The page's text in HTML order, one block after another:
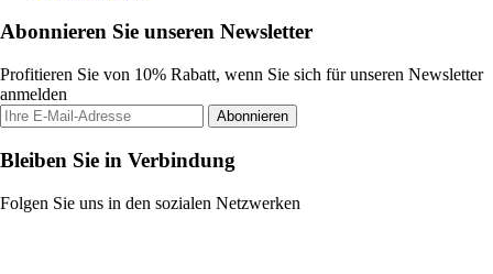
Abonnieren Sie unseren Newsletter
Profitieren Sie von 10% Rabatt, wenn Sie sich für unseren Newsletter
anmelden
Abonnieren
Bleiben Sie in Verbindung
Folgen Sie uns in den sozialen Netzwerken